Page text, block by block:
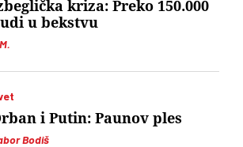
kriza: Preko 150.000
u bekstvu
Bodiš
i Putin: Paunov ples